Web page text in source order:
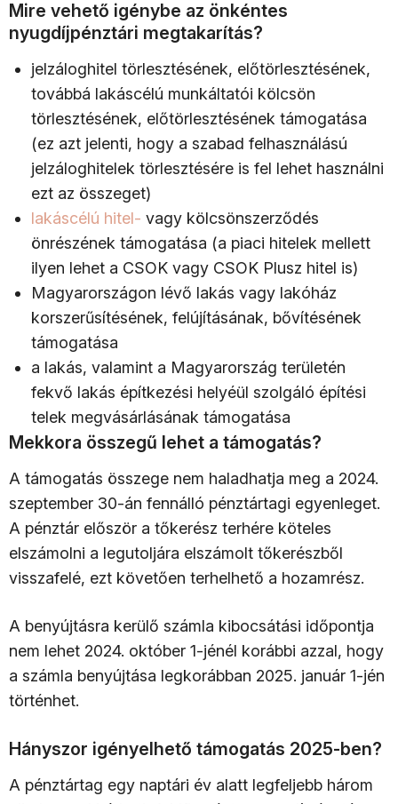
Mire vehető igénybe az önkéntes
nyugdíjpénztári megtakarítás?
jelzáloghitel törlesztésének, előtörlesztésének,
továbbá lakáscélú munkáltatói kölcsön
törlesztésének, előtörlesztésének támogatása
(ez azt jelenti, hogy a szabad felhasználású
jelzáloghitelek törlesztésére is fel lehet használni
ezt az összeget)
lakáscélú hitel- vagy kölcsönszerződés
önrészének támogatása (a piaci hitelek mellett
ilyen lehet a CSOK vagy CSOK Plusz hitel is)
Magyarországon lévő lakás vagy lakóház
korszerűsítésének, felújításának, bővítésének
támogatása
a lakás, valamint a Magyarország területén
fekvő lakás építkezési helyéül szolgáló építési
telek megvásárlásának támogatása
Mekkora összegű lehet a támogatás?
A támogatás összege nem haladhatja meg a 2024.
szeptember 30-án fennálló pénztártagi egyenleget.
A pénztár először a tőkerész terhére köteles
elszámolni a legutoljára elszámolt tőkerészből
visszafelé, ezt követően terhelhető a hozamrész.
A benyújtásra kerülő számla kibocsátási időpontja
nem lehet 2024. október 1-jénél korábbi azzal, hogy
a számla benyújtása legkorábban 2025. január 1-jén
történhet.
Hányszor igényelhető támogatás 2025-ben?
A pénztártag egy naptári év alatt legfeljebb három